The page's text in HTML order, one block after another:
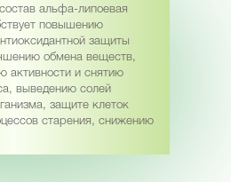
альфа-липоевая
повышению
защиты
обмена веществ,
активности и снятию
выведению солей
защите клеток
старения, снижению